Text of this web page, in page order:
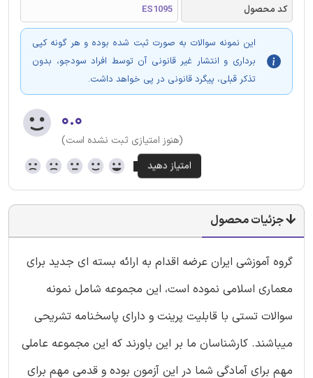
کد محصول
ES1095
این نمونه سوالات به صورت ثبت شده بوده و هر گونه کپی
برداری و انتشار غیر قانونی آن توسط افراد سودجو، بدون
تذکر قبلی، پیگرد قانونی در پی خواهد داشت.
۰.۰
(هنوز امتیازی ثبت نشده است)
جزئیات محصول
گروه آموزشی ایران عرضه اقدام به ارائه بسته ای جدید برای
معماری اسلامی نموده است، این مجموعه شامل نمونه
سوالات تستی با قابلیت پرینت و دارای پاسخنامه تشریحی
میباشند. کارشناسان ما بر این باورند که این مجموعه عاملی
مهم برای آمادگی شما در این آزمون بوده و قدمی مهم برای